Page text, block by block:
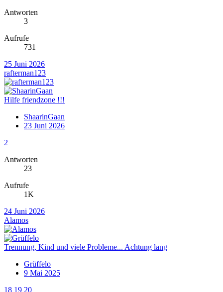
Antworten
3
Aufrufe
731
25 Juni 2026
rafterman123
Hilfe friendzone !!!
ShaarinGaan
23 Juni 2026
2
Antworten
23
Aufrufe
1K
24 Juni 2026
Alamos
Trennung, Kind und viele Probleme... Achtung lang
Grüffelo
9 Mai 2025
18 19 20